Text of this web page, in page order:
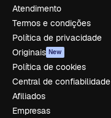
Atendimento
Termos e condições
Política de privacidade
Originais New
Política de cookies
Central de confiabilidade
Afiliados
Empresas